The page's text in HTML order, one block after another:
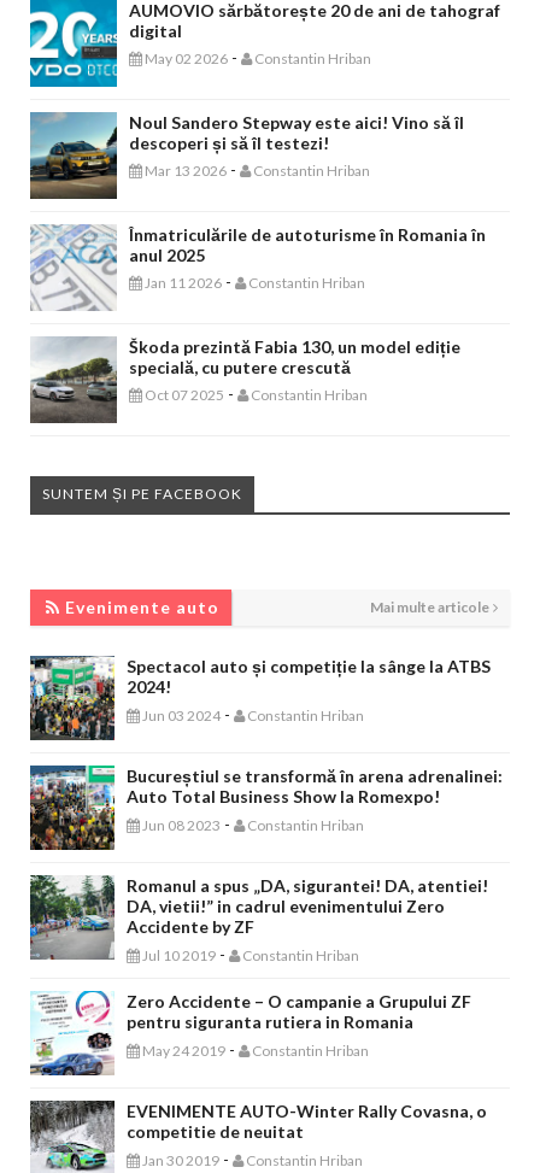
AUMOVIO sărbătorește 20 de ani de tahograf
digital
May 02 2026 - Constantin Hriban
Noul Sandero Stepway este aici! Vino să îl
descoperi și să îl testezi!
Mar 13 2026 - Constantin Hriban
Înmatriculările de autoturisme în Romania în
anul 2025
Jan 11 2026 - Constantin Hriban
Škoda prezintă Fabia 130, un model ediție
specială, cu putere crescută
Oct 07 2025 - Constantin Hriban
SUNTEM ȘI PE FACEBOOK
Evenimente auto Mai multe articole
Spectacol auto și competiție la sânge la ATBS
2024!
Jun 03 2024 - Constantin Hriban
Bucureștiul se transformă în arena adrenalinei:
Auto Total Business Show la Romexpo!
Jun 08 2023 - Constantin Hriban
Romanul a spus „DA, sigurantei! DA, atentiei!
DA, vietii!” in cadrul evenimentului Zero
Accidente by ZF
Jul 10 2019 - Constantin Hriban
Zero Accidente – O campanie a Grupului ZF
pentru siguranta rutiera in Romania
May 24 2019 - Constantin Hriban
EVENIMENTE AUTO-Winter Rally Covasna, o
competitie de neuitat
Jan 30 2019 - Constantin Hriban